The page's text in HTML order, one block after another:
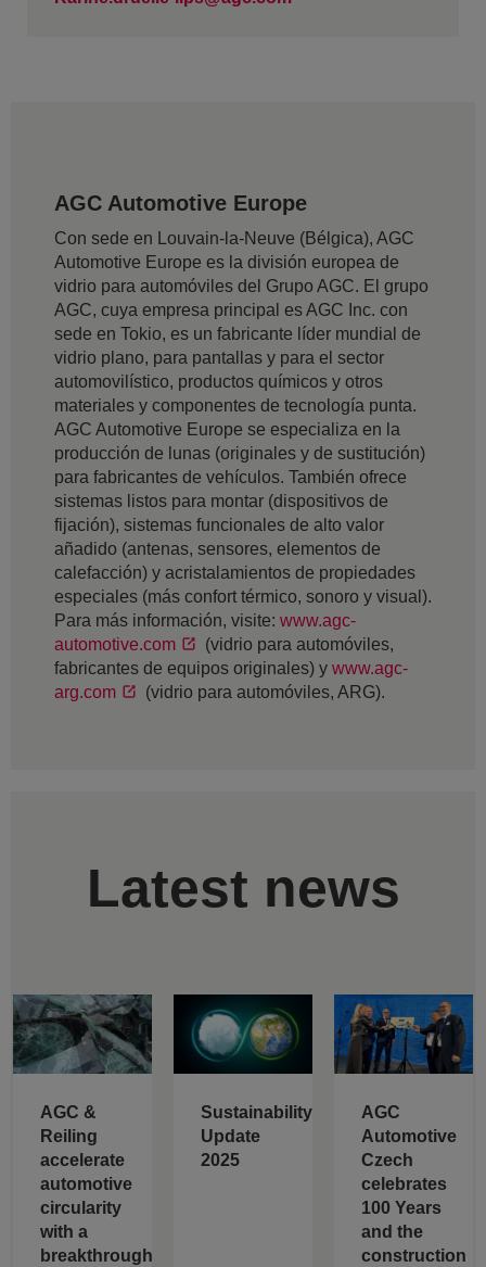
AGC Automotive Europe
Con sede en Louvain-la-Neuve (Bélgica), AGC
Automotive Europe es la división europea de
vidrio para automóviles del Grupo AGC. El grupo
AGC, cuya empresa principal es AGC Inc. con
sede en Tokio, es un fabricante líder mundial de
vidrio plano, para pantallas y para el sector
automovilístico, productos químicos y otros
materiales y componentes de tecnología punta.
AGC Automotive Europe se especializa en la
producción de lunas (originales y de sustitución)
para fabricantes de vehículos. También ofrece
sistemas listos para montar (dispositivos de
fijación), sistemas funcionales de alto valor
añadido (antenas, sensores, elementos de
calefacción) y acristalamientos de propiedades
especiales (más confort térmico, sonoro y visual).
Para más información, visite: www.agc-
automotive.com
(vidrio para automóviles,
fabricantes de equipos originales) y www.agc-
arg.com
(vidrio para automóviles, ARG).
Latest news
AGC &
Reiling
accelerate
automotive
circularity
with a
breakthrough
Sustainability
Update
2025
AGC
Automotive
Czech
celebrates
100 Years
and the
construction